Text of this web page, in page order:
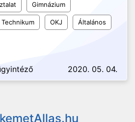
Gimnázium
Technikum OKJ Általános
2020. 05. 04.